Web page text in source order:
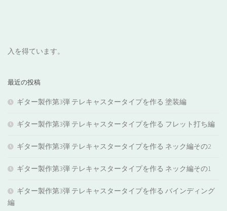
入を得ています。
最近の投稿
ギター製作第3弾 テレキャスタータイプを作る 塗装編
ギター製作第3弾 テレキャスタータイプを作る フレット打ち編
ギター製作第3弾 テレキャスタータイプを作る ネック編その2
ギター製作第3弾 テレキャスタータイプを作る ネック編その1
ギター製作第3弾 テレキャスタータイプを作る バインディング
編